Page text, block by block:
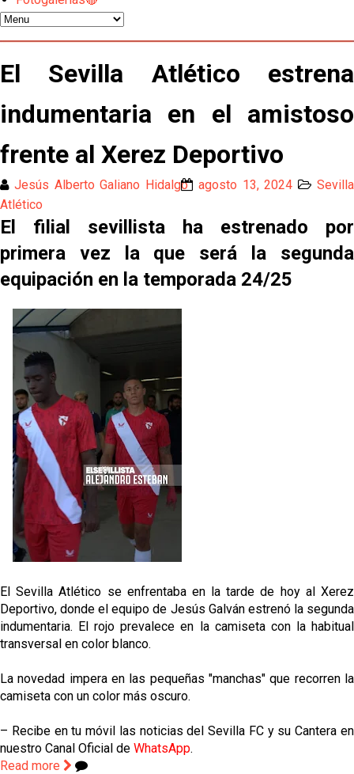
Oso es el siguiente en la lista para salir
de Salónica
Juanlu se marcha traspasado al Bournemouth
Emery quiere pescar en el Atleti , el Villareal ya
tiene nuevo portero y el Getafe mueve ficha... Las
últimas novedades del mercado de La Liga
Vargas y Sow se incorporan al grupo en la sesión
del martes
temporada pasada”
El Sevilla FC empieza a inscribir a los nuevos
fichajes
Opinión | "Carta abierta a Alberto Flores" por Rafa
García
El Sevilla oficializa el traspaso de Sow
Miguel Sierra: La temporada pasada se vio
reflejado que podemos tirar para delante y
trabajamos con ilusión
Diomande ya es madridista mientras Rodri agita el
mercado
El Sevilla Atlético estrena
indumentaria en el amistoso
frente al Xerez Deportivo
Jesús Alberto Galiano Hidalgo agosto 13, 2024
Sevilla
Atlético
El filial sevillista ha estrenado por
primera vez la que será la segunda
equipación en la temporada 24/25
El Sevilla Atlético se enfrentaba en la tarde de hoy al Xerez
Deportivo, donde el equipo de Jesús Galván estrenó la segunda
indumentaria. El rojo prevalece en la camiseta con la habitual
transversal en color blanco.
La novedad impera en las pequeñas "manchas" que recorren la
camiseta con un color más oscuro.
– Recibe en tu móvil las noticias del Sevilla FC y su Cantera en
nuestro Canal Oficial de WhatsApp.
Read more